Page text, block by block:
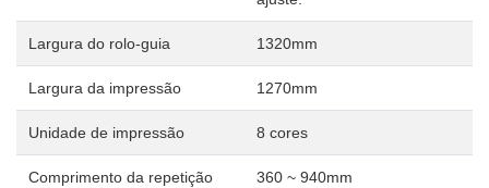
Largura do rolo-guia 1320mm
Largura da impressão 1270mm
Unidade de impressão 8 cores
Comprimento da repetição
360 ~ 940mm